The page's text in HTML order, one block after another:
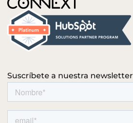
Suscríbete a nuestra newsletter